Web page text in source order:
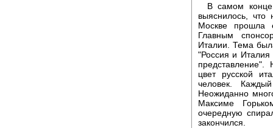
В самом конце
выяснилось, что
Москве прошла
Главным
Италии. Тема
"Россия и Италия
цвет русской
человек.
Неожиданно
Максиме
очередную
закончился.